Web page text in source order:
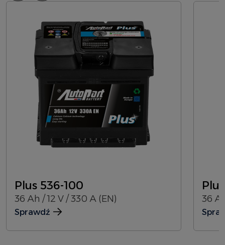
Plus 536-100
36 Ah / 12 V / 330 A (EN)
Sprawdź
36